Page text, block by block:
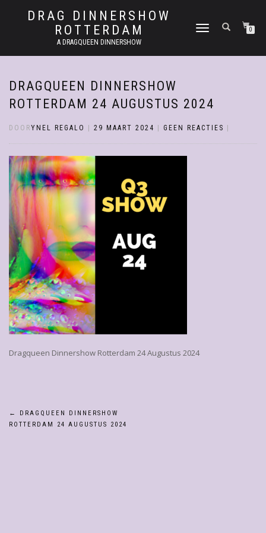
DRAG DINNERSHOW
ROTTERDAM
A DRAGQUEEN DINNERSHOW
SCHAKEL
0
DRAGQUEEN DINNERSHOW
ROTTERDAM 24 AUGUSTUS 2024
DOORYNEL REGALO 29 MAART 2024 GEEN REACTIES
Dragqueen Dinnershow Rotterdam 24 Augustus 2024
Bericht
←
DRAGQUEEN DINNERSHOW
ROTTERDAM 24 AUGUSTUS 2024